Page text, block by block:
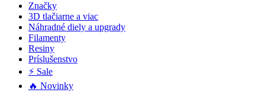
Značky
3D tlačiarne a viac
Náhradné diely a upgrady
Filamenty
Resiny
Príslušenstvo
⚡ Sale
🔥 Novinky